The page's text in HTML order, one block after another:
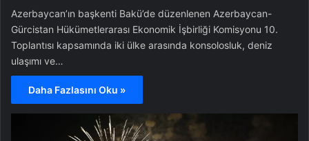
Azerbaycan’ın başkenti Bakü’de düzenlenen Azerbaycan-
Gürcistan Hükümetlerarası Ekonomik İşbirliği Komisyonu 10.
Toplantısı kapsamında iki ülke arasında konsolosluk, deniz
ulaşımı ve…
Daha Fazlasını Oku »